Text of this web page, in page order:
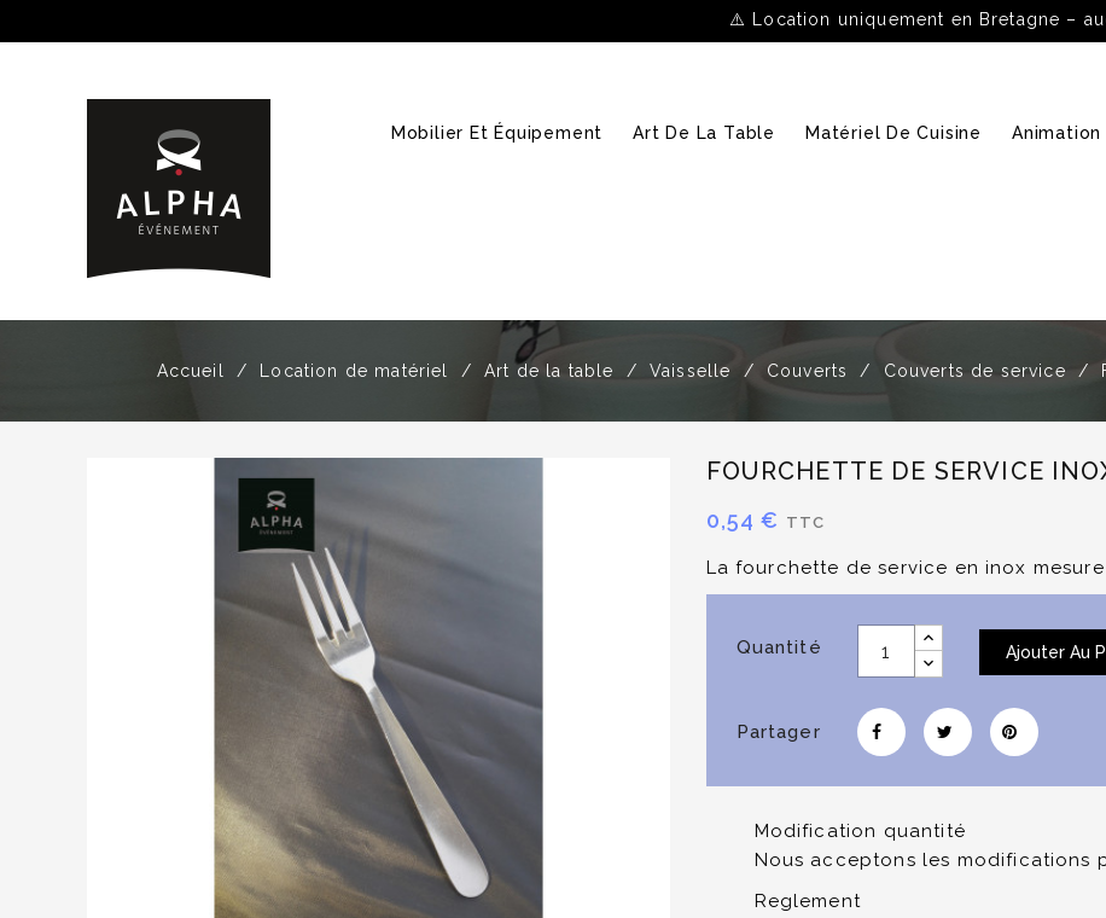
⚠️ Location uniquement en Bretagne –
Mobilier Et Équipement Art De La Table Matériel De Cuisine
Accueil Location de matériel Art de la table Vaisselle Couverts Couverts de service
FOURCHETTE DE SERVICE
0,54 € TTC
La fourchette de service en inox mesure
Quantité Ajouter Au
Partager
Modification quantité
Nous acceptons les modifications
Reglement